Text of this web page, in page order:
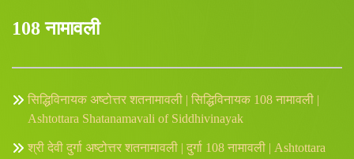
108 नामावली
सिद्धिविनायक अष्टोत्तर शतनामावली | सिद्धिविनायक 108 नामावली |
Ashtottara Shatanamavali of Siddhivinayak
श्री देवी दुर्गा अष्टोत्तर शतनामावली | दुर्गा 108 नामावली | Ashtottara